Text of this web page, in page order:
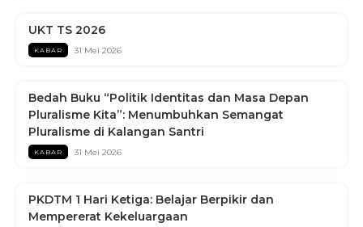
UKT TS 2026
KABAR 31 Mei 2026
Bedah Buku “Politik Identitas dan Masa Depan
Pluralisme Kita”: Menumbuhkan Semangat
Pluralisme di Kalangan Santri
KABAR 31 Mei 2026
PKDTM 1 Hari Ketiga: Belajar Berpikir dan
Mempererat Kekeluargaan